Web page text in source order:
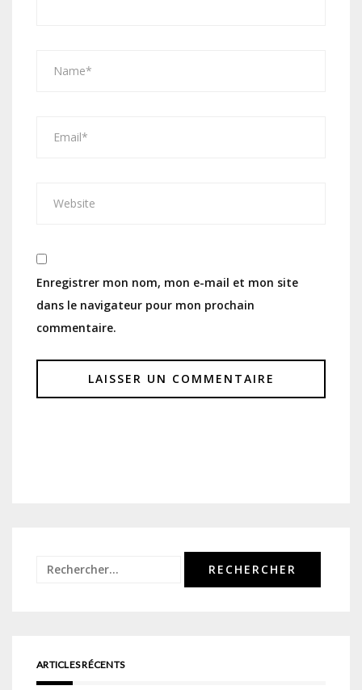
Enregistrer mon nom, mon e-mail et mon site
dans le navigateur pour mon prochain
commentaire.
Rechercher :
ARTICLES RÉCENTS